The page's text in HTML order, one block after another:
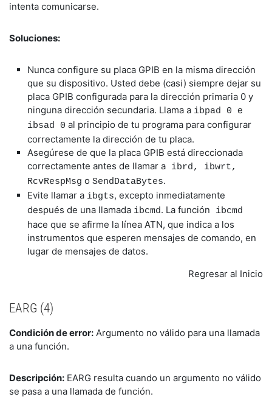
intenta comunicarse.
Soluciones:
Nunca configure su placa GPIB en la misma dirección
que su dispositivo. Usted debe (casi) siempre dejar su
placa GPIB configurada para la dirección primaria 0 y
ninguna dirección secundaria. Llama a ibpad 0 e
ibsad 0 al principio de tu programa para configurar
correctamente la dirección de tu placa.
Asegúrese de que la placa GPIB está direccionada
correctamente antes de llamar a ibrd, ibwrt,
RcvRespMsg o SendDataBytes.
Evite llamar a ibgts, excepto inmediatamente
después de una llamada ibcmd. La función ibcmd
hace que se afirme la línea ATN, que indica a los
instrumentos que esperen mensajes de comando, en
lugar de mensajes de datos.
Regresar al Inicio
EARG (4)
Condición de error: Argumento no válido para una llamada
a una función.
Descripción: EARG resulta cuando un argumento no válido
se pasa a una llamada de función.